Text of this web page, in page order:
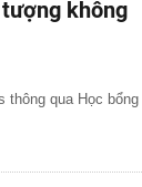
không
thông qua Học bổng